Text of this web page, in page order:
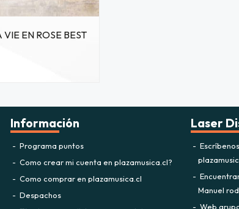
EN ROSE BEST
Información
Programa puntos
Como crear mi cuenta en plazamusica.cl?
Como comprar en plazamusica.cl
Despachos
Laser
Manuel
Web